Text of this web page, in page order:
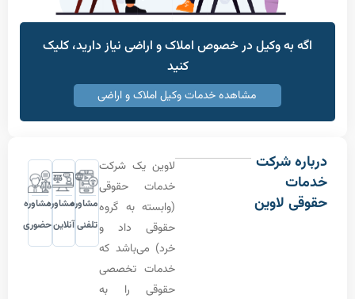
به وکیل در خصوص املاک و اراضی نیاز دارید، کلیک
مشاهده خدمات وکیل املاک و اراضی
شرکت
لاوین
لاوین یک شرکت
خدمات حقوقی
(وابسته به گروه
حقوقی داد و
خرد) می‌باشد که
خدمات تخصصی
حقوقی را به
مشاوره
تلفنی
مشاوره
آنلاین
مشاوره
حضوری